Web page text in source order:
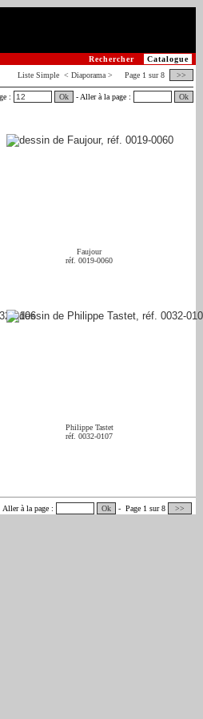
Catalogue
Rechercher
Liste Simple < Diaporama > Page 1 sur 8 >>
: Ok - Aller à la page : Ok
Faujour
réf. 0019-0060
Philippe Tastet
réf. 0032-0107
Aller à la page : Ok - Page 1 sur 8 >>